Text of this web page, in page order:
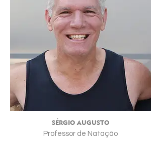
SÉRGIO AUGUSTO
Professor de Natação